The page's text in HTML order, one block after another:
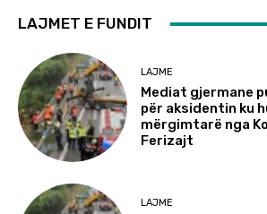
LAJMET E FUNDIT
LAJME
Mediat gjermane
për aksidentin ku
mërgimtarë nga
Ferizajt
LAJME